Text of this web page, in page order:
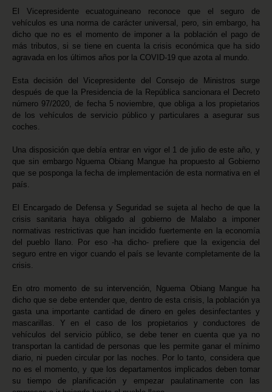
El Vicepresidente ecuatoguineano reconoce que el seguro de
vehículos es una norma de carácter universal, pero, sin embargo, ha
dicho que no es el momento de imponer a la población el pago de
más tributos, si se tiene en cuenta la crisis económica que ha sido
agravada en los últimos años por la COVID-19 que azota al mundo.
Esta decisión del Vicepresidente del Consejo de Ministros surge
después de que la Presidencia de la República sancionara el Decreto
número 97/2020, de fecha 5 noviembre, que obliga a los propietarios
de los vehículos de servicio público y particulares a asegurar sus
coches.
Una disposición que debía entrar en vigor el 1 de julio de este año, y
que sin embargo Nguema Obiang Mangue ha propuesto al Gobierno
que se posponga la fecha de implementación de esta normativa en el
país.
El Encargado de Defensa y Seguridad se sujeta al hecho de que la
crisis sanitaria haya obligado al gobierno de Malabo a imponer
normativas restrictivas que han incidido fuertemente en la economía
del pueblo llano. Por eso -ha dicho- prefiere que la exigencia del
seguro entre en vigor cuando el país se levante completamente de la
crisis.
En otro momento de su intervención, Nguema Obiang Mangue ha
dicho que se debe entender que, dentro de esta crisis, la población ya
gasta una importante cantidad de dinero en geles desinfectantes y
mascarillas. Y en el caso de los propietarios y conductores de
vehículos del servicio público, se debe tener en cuenta que ya no
transportan la cantidad de personas que les permite ganar el mínimo
diario, ni pueden circular por las noches. Por lo tanto, considera que
no es el momento, y que los departamentos implicados deben tomar
su tiempo de planificación y empezar paulatinamente con las